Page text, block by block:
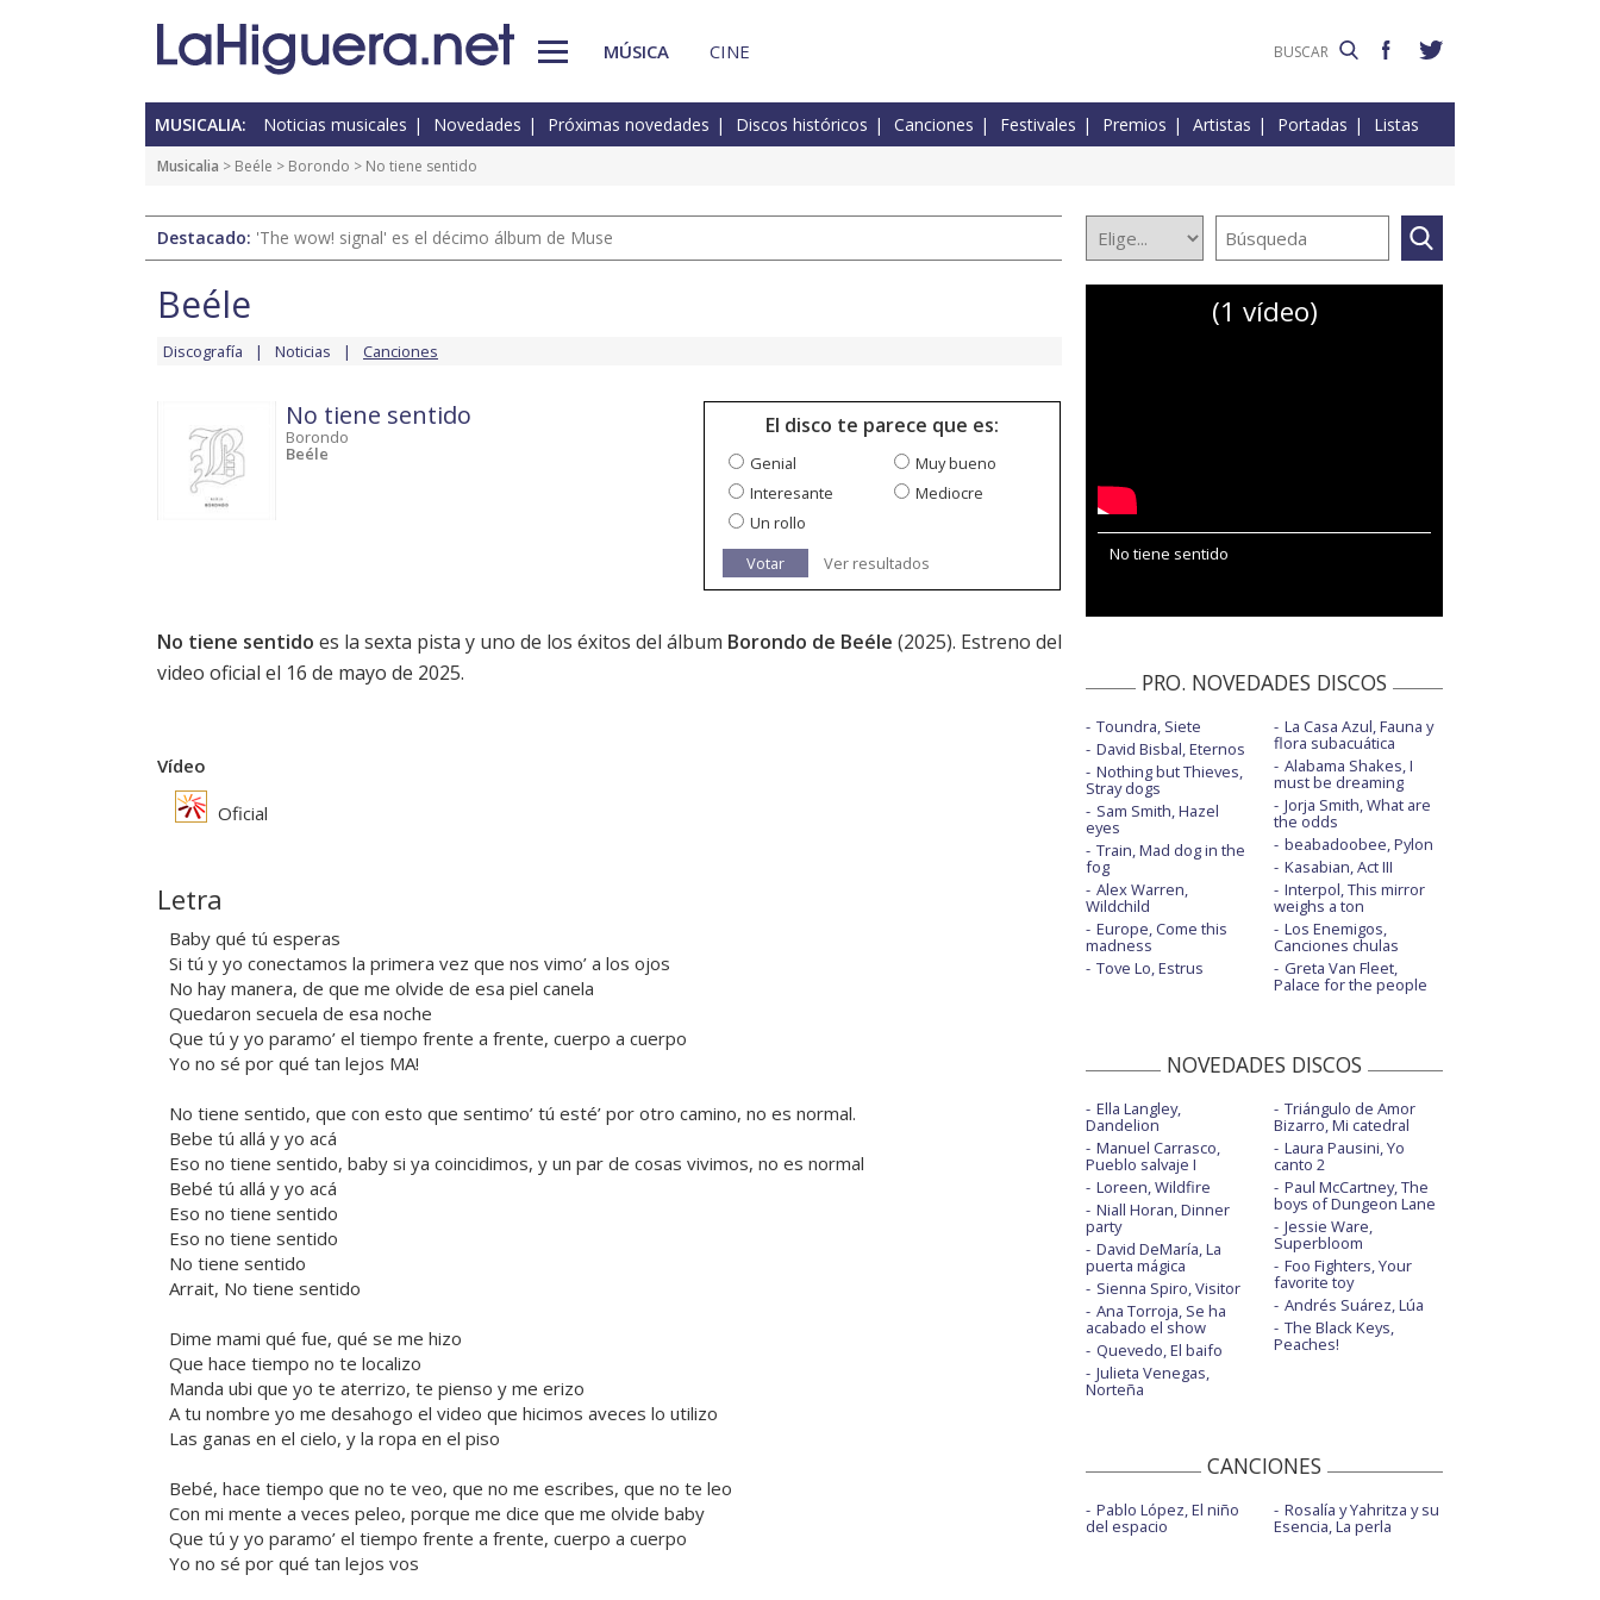
MÚSICA CINE
MUSICALIA: Noticias musicales Novedades Próximas novedades Discos históricos Canciones Festivales Premios Artistas Portadas Listas
Musicalia > Beéle > Borondo > No tiene sentido
Destacado: 'The wow! signal' es el décimo álbum de Muse
Beéle
Discografía Noticias Canciones
No tiene sentido
Borondo
Beéle
El disco te parece que es:
Genial
Muy bueno
Interesante
Mediocre
Un rollo
Votar
Ver resultados
No tiene sentido es la sexta pista y uno de los éxitos del álbum Borondo de Beéle (2025). Estreno del
video oficial el 16 de mayo de 2025.
Vídeo
Oficial
Letra
Baby qué tú esperas
Si tú y yo conectamos la primera vez que nos vimo’ a los ojos
No hay manera, de que me olvide de esa piel canela
Quedaron secuela de esa noche
Que tú y yo paramo’ el tiempo frente a frente, cuerpo a cuerpo
Yo no sé por qué tan lejos MA!
No tiene sentido, que con esto que sentimo’ tú esté’ por otro camino, no es normal.
Bebe tú allá y yo acá
Eso no tiene sentido, baby si ya coincidimos, y un par de cosas vivimos, no es normal
Bebé tú allá y yo acá
Eso no tiene sentido
Eso no tiene sentido
No tiene sentido
Arrait, No tiene sentido
Dime mami qué fue, qué se me hizo
Que hace tiempo no te localizo
Manda ubi que yo te aterrizo, te pienso y me erizo
A tu nombre yo me desahogo el video que hicimos aveces lo utilizo
Las ganas en el cielo, y la ropa en el piso
Bebé, hace tiempo que no te veo, que no me escribes, que no te leo
Con mi mente a veces peleo, porque me dice que me olvide baby
Que tú y yo paramo’ el tiempo frente a frente, cuerpo a cuerpo
Yo no sé por qué tan lejos vos
(1 vídeo)
No tiene sentido
PRO. NOVEDADES DISCOS
Toundra, Siete
David Bisbal, Eternos
Nothing but Thieves,
Stray dogs
Sam Smith, Hazel
eyes
Train, Mad dog in the
fog
Alex Warren,
Wildchild
Europe, Come this
madness
Tove Lo, Estrus
La Casa Azul, Fauna y
flora subacuática
Alabama Shakes, I
must be dreaming
Jorja Smith, What are
the odds
beabadoobee, Pylon
Kasabian, Act III
Interpol, This mirror
weighs a ton
Los Enemigos,
Canciones chulas
Greta Van Fleet,
Palace for the people
NOVEDADES DISCOS
Ella Langley,
Dandelion
Manuel Carrasco,
Pueblo salvaje I
Loreen, Wildfire
Niall Horan, Dinner
party
David DeMaría, La
puerta mágica
Sienna Spiro, Visitor
Ana Torroja, Se ha
acabado el show
Quevedo, El baifo
Julieta Venegas,
Norteña
Triángulo de Amor
Bizarro, Mi catedral
Laura Pausini, Yo
canto 2
Paul McCartney, The
boys of Dungeon Lane
Jessie Ware,
Superbloom
Foo Fighters, Your
favorite toy
Andrés Suárez, Lúa
The Black Keys,
Peaches!
CANCIONES
Pablo López, El niño
del espacio
Rosalía y Yahritza y su
Esencia, La perla